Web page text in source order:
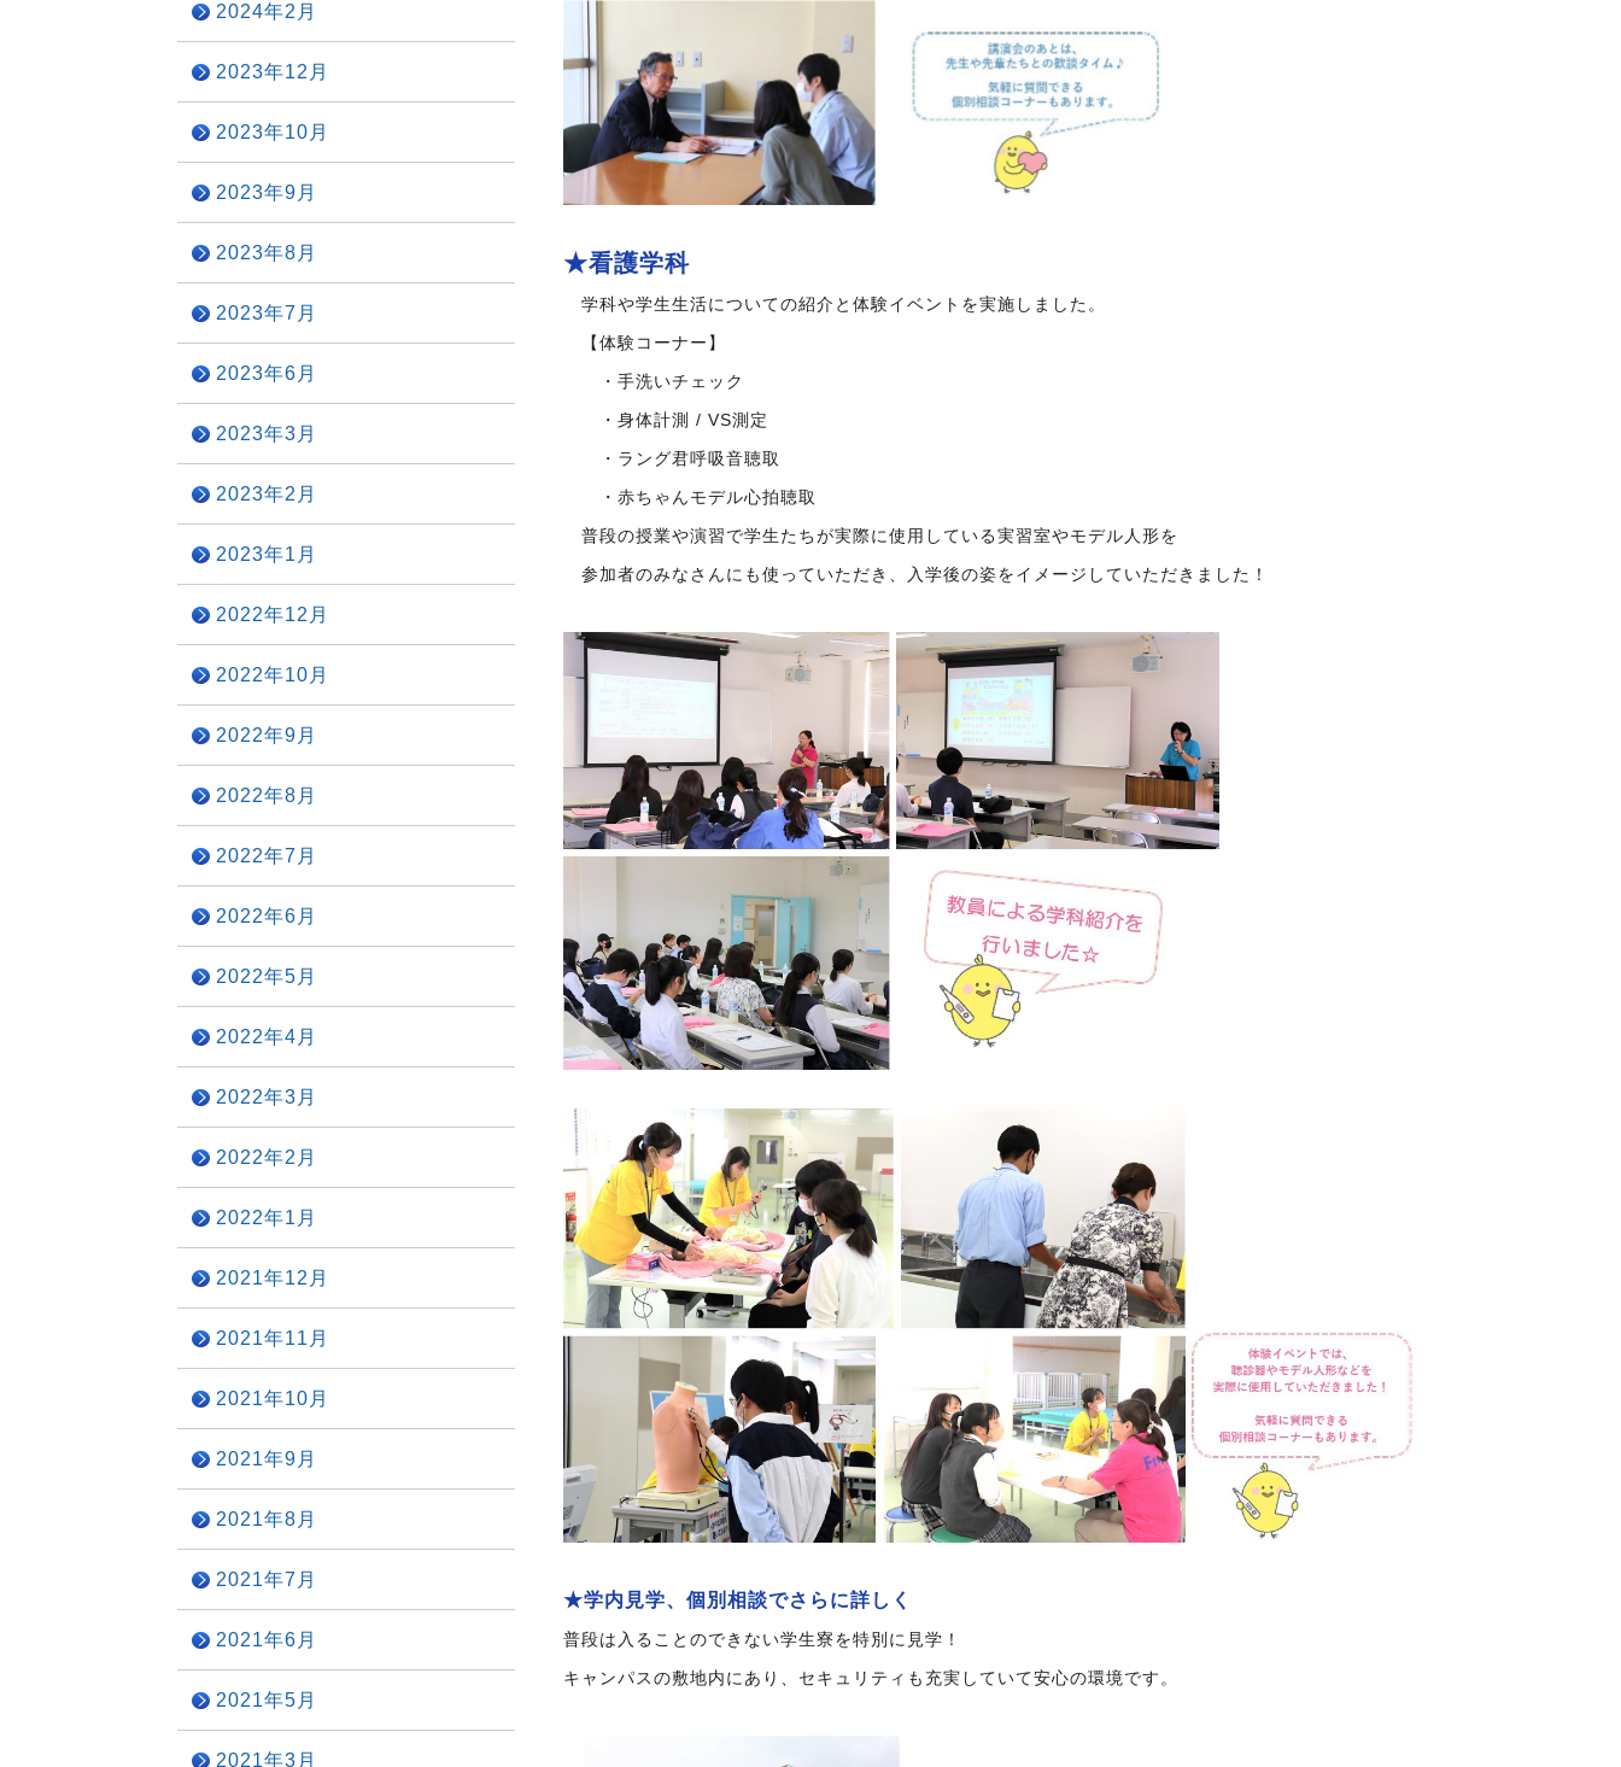
★看護学科
学科や学生生活についての紹介と体験イベントを実施しました。
【体験コーナー】
・手洗いチェック
・身体計測 / VS測定
・ラング君呼吸音聴取
・赤ちゃんモデル心拍聴取
普段の授業や演習で学生たちが実際に使用している実習室やモデル人形を
参加者のみなさんにも使っていただき、
入学後の姿をイメージしていただきました！
★学内見学、個別相談でさらに詳しく
普段は入ることのできない学生寮を特別に見学！
キャンパスの敷地内にあり、 セキュリティも充実していて安心の環境です。
2024年2月
2023年12月
2023年10月
2023年9月
2023年8月
2023年7月
2023年6月
2023年3月
2023年2月
2023年1月
2022年12月
2022年10月
2022年9月
2022年8月
2022年7月
2022年6月
2022年5月
2022年4月
2022年3月
2022年2月
2022年1月
2021年12月
2021年11月
2021年10月
2021年9月
2021年8月
2021年7月
2021年6月
2021年5月
2021年3月